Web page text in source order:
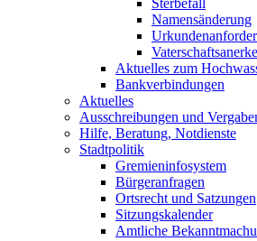
Sterbefall
Namensänderung
Aktuelles zum
Bankverbindungen
Aktuelles
Ausschreibungen und
Hilfe, Beratung, Notdienste
Stadtpolitik
Gremieninfosystem
Bürgeranfragen
Ortsrecht und Satzungen
Sitzungskalender
Amtliche